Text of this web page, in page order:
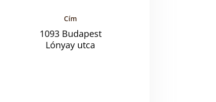
Cím
1093 Budapest
Lónyay utca